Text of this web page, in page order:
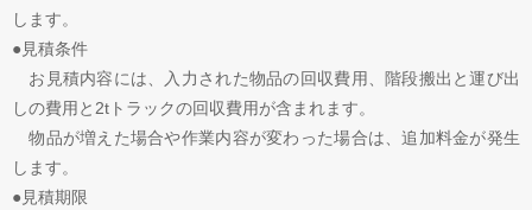
します。
●見積条件
お見積内容には、入力された物品の回収費用、階段搬出と運び出
しの費用と2tトラックの回収費用が含まれます。
物品が増えた場合や作業内容が変わった場合は、追加料金が発生
します。
●見積期限